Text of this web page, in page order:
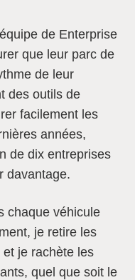
de Enterprise
que leur parc de
de leur
des outils de
facilement les
années,
de dix entreprises
davantage.
chaque véhicule
je retire les
je rachète les
quel que soit le